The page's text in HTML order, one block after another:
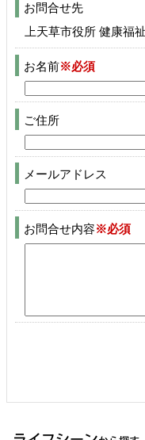
お問合せ先
上天草市役所 健康福
お名前※必須
ご住所
メールアドレス
お問合せ内容※必須